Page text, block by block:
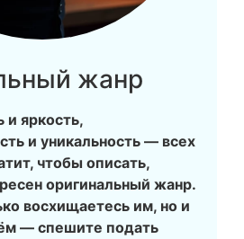
жанр
и яркость,
и уникальность — всех
чтобы описать,
оригинальный жанр.
восхищаетесь им, но и
— спешите подать